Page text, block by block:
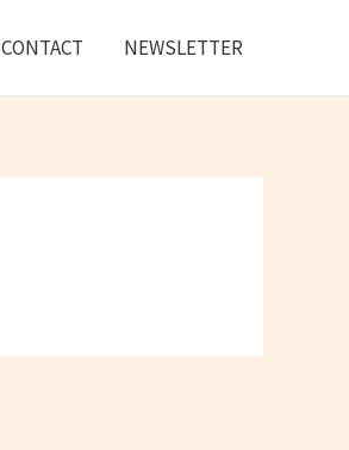
CONTACT NEWSLETTER